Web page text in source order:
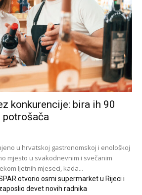
konkurencije: bira ih 90
potrošača
u hrvatskoj gastronomskoj i enološkoj
mjesto u svakodnevnim i svečanim
ljetnih mjeseci, kada...
otvorio osmi supermarket u Rijeci i
devet novih radnika